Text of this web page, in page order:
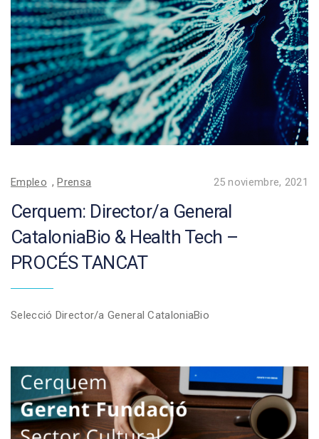
Empleo ,Prensa 25 noviembre, 2021
Cerquem: Director/a General
CataloniaBio & Health Tech –
PROCÉS TANCAT
Selecció Director/a General CataloniaBio